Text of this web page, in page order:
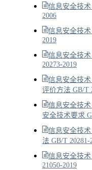
信息安全技
2006
信息安全技
2019
信息安全技
20273-2019
信息安全技
评价方法 GB/T
信息安全技
安全技术要求
信息安全技
法 GB/T 20281-
信息安全技
21050-2019